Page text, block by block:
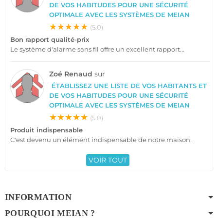
DE VOS HABITUDES POUR UNE SÉCURITÉ
OPTIMALE AVEC LES SYSTÈMES DE MEIAN
★★★★★ (5.0)
Bon rapport qualité-prix
Le système d'alarme sans fil offre un excellent rapport...
Zoé Renaud sur
ÉTABLISSEZ UNE LISTE DE VOS HABITANTS ET
DE VOS HABITUDES POUR UNE SÉCURITÉ
OPTIMALE AVEC LES SYSTÈMES DE MEIAN
★★★★★ (5.0)
Produit indispensable
C'est devenu un élément indispensable de notre maison.
VOIR TOUT
INFORMATION
POURQUOI MEIAN ?